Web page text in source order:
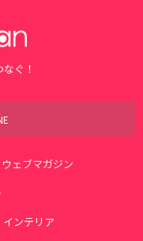
ぐ！
ェブマガジン
ンテリア